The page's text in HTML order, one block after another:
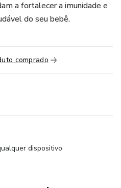
a fortalecer a imunidade e
do seu bebê.
comprado
dispositivo